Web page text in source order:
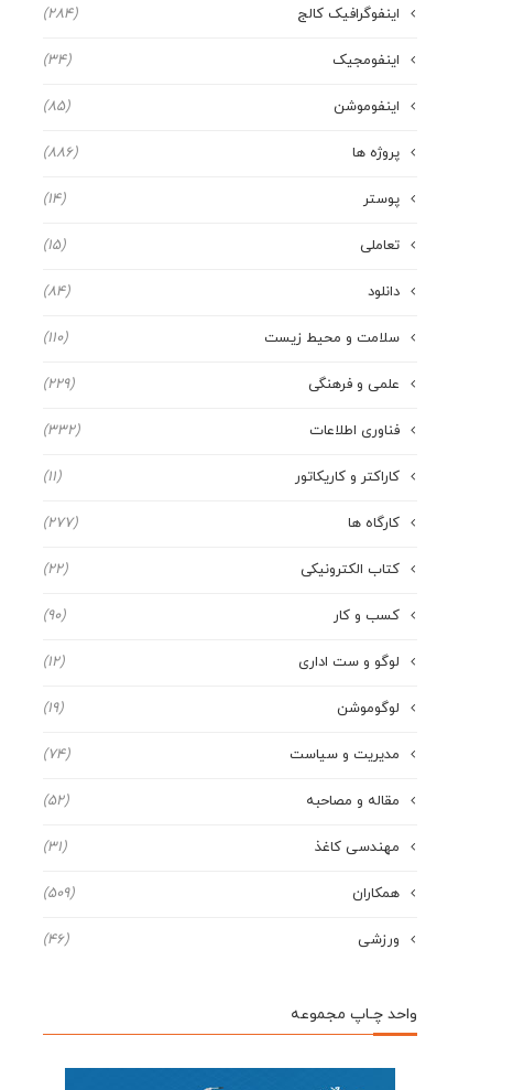
اینفوگرافیک کالج (284)
اینفومجیک (34)
اینفوموشن (85)
پروژه ها (886)
پوستر (14)
تعاملی (15)
دانلود (84)
سلامت و محیط زیست (110)
علمی و فرهنگی (229)
فناوری اطلاعات (332)
کاراکتر و کاریکاتور (11)
کارگاه ها (277)
کتاب الکترونیکی (22)
کسب و کار (90)
لوگو و ست اداری (12)
لوگوموشن (19)
مدیریت و سیاست (74)
مقاله و مصاحبه (52)
مهندسی کاغذ (31)
همکاران (509)
ورزشی (46)
واحد چـاپ مجموعه